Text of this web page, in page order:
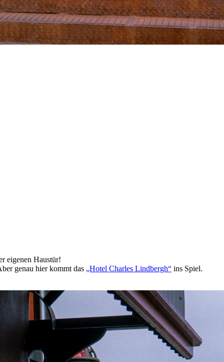
eigenen Haustür!
genau hier kommt das „Hotel Charles Lindbergh“ ins Spiel.